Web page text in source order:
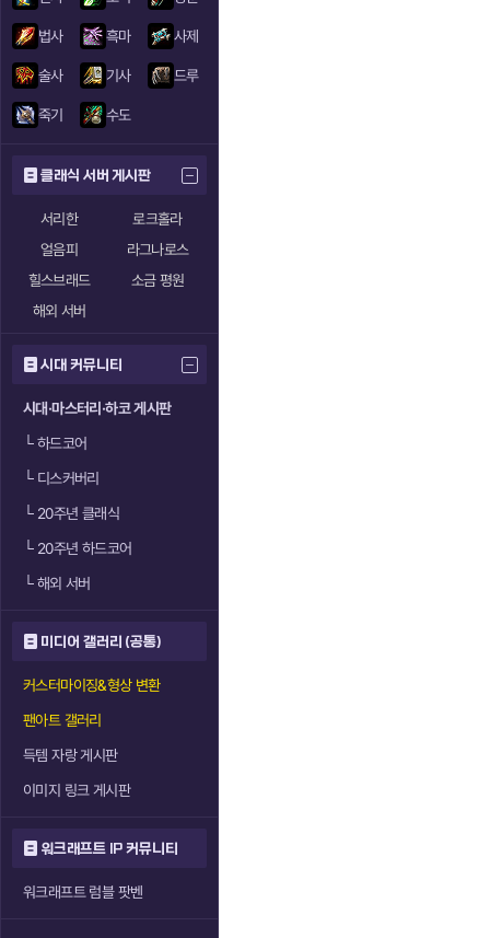
법사 흑마 사제
술사 기사 드루
죽기 수도
클래식 서버 게시판
서리한
로크홀라
얼음피
라그나로스
힐스브래드
소금 평원
해외 서버
시대 커뮤니티
시대·마스터리·하코 게시판
└하드코어
└디스커버리
└20주년 클래식
└20주년 하드코어
└해외 서버
미디어 갤러리 (공통)
커스터마이징&형상 변환
팬아트 갤러리
득템 자랑 게시판
이미지 링크 게시판
워크래프트 IP 커뮤니티
워크래프트 럼블 팟벤